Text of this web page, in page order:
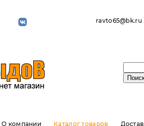
ravto65@bk.ru
О компании Каталог товаров